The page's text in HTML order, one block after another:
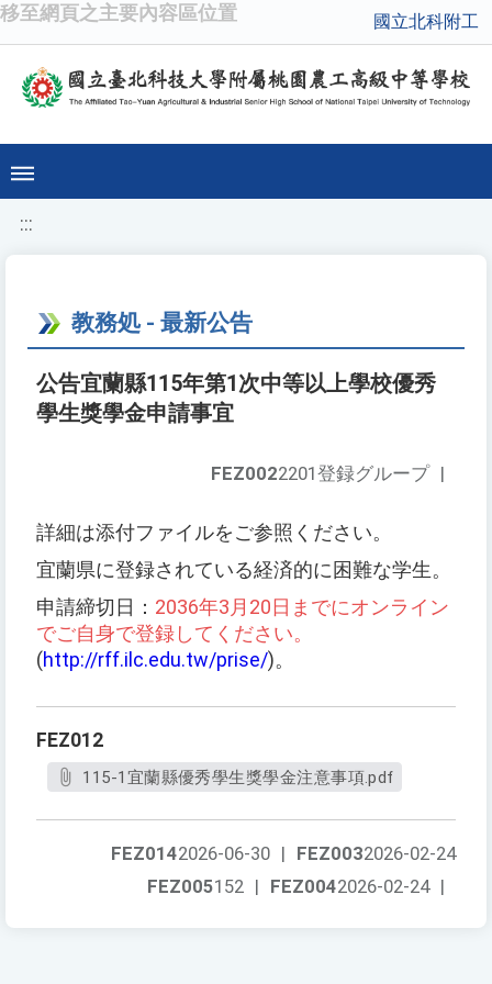
移至網頁之主要內容區位置 國立北科附工
:::
教務処 - 最新公告
公告宜蘭縣115年第1次中等以上學校優秀
學生獎學金申請事宜
FEZ0022201登録グループ |
詳細は添付ファイルをご参照ください。
宜蘭県に登録されている経済的に困難な学生。
申請締切日： 2036年3 月 20 日までにオンライン
でご自身で登録してください。
(http://rff.ilc.edu.tw/prise/)。
FEZ012
115-1宜蘭縣優秀學生獎學金注意事項.pdf
FEZ0032026-02-24
FEZ0142026-06-30 |
FEZ0042026-02-24 |
FEZ005152 |